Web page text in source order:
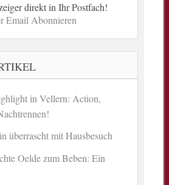
direkt in Ihr Postfach!
Email Abonnieren
in Vellern: Action,
überrascht mit Hausbesuch
Oelde zum Beben: Ein